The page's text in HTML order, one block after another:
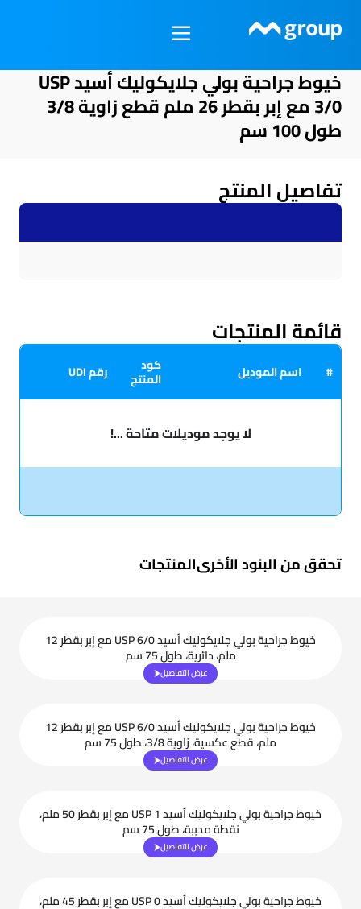
المحتوى
خيوط جراحية بولي جلايكوليك أسيد USP
3/0 مع إبر بقطر 26 ملم قطع زاوية 3/8
طول 100 سم
تفاصيل المنتج
قائمة المنتجات
# اسم الموديل كود
المنتج رقم UDI
لا يوجد موديلات متاحة ...!
تحقق من البنود الأخرىالمنتجات
خيوط جراحية بولي جلايكوليك أسيد USP 6/0 مع إبر بقطر 12
ملم، دائرية، طول 75 سم
عرض التفاصيل
خيوط جراحية بولي جلايكوليك أسيد USP 6/0 مع إبر بقطر 12
ملم، قطع عكسية، زاوية 3/8، طول 75 سم
عرض التفاصيل
خيوط جراحية بولي جلايكوليك أسيد USP 1 مع إبر بقطر 50 ملم،
نقطة مدببة، طول 75 سم
عرض التفاصيل
خيوط جراحية بولي جلايكوليك أسيد USP 0 مع إبر بقطر 45 ملم،